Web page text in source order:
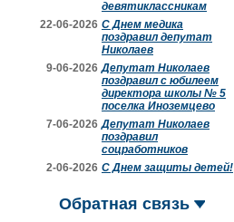
девятиклассникам
22-06-2026 С Днем медика
поздравил депутат
Николаев
9-06-2026 Депутат Николаев
поздравил с юбилеем
директора школы № 5
поселка Иноземцево
7-06-2026 Депутат Николаев
поздравил
соцработников
2-06-2026 С Днем защиты детей!
Обратная связь